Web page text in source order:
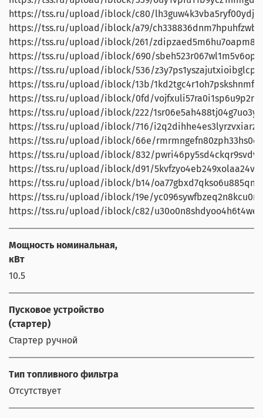
https://tss.ru/upload/iblock/c80/
https://tss.ru/upload/iblock/a79/
https://tss.ru/upload/iblock/261/
https://tss.ru/upload/iblock/690/
https://tss.ru/upload/iblock/536/
https://tss.ru/upload/iblock/13b/
https://tss.ru/upload/iblock/0fd/
https://tss.ru/upload/iblock/222/
https://tss.ru/upload/iblock/716/
https://tss.ru/upload/iblock/66e/
https://tss.ru/upload/iblock/832/
https://tss.ru/upload/iblock/d91/
https://tss.ru/upload/iblock/b14/
https://tss.ru/upload/iblock/19e/
https://tss.ru/upload/iblock/c82/
Мощность номинальная,
кВт
10.5
Пусковое устройство
(стартер)
Стартер ручной
Тип топливного фильтра
Отсутствует